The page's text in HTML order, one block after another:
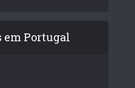
em Portugal